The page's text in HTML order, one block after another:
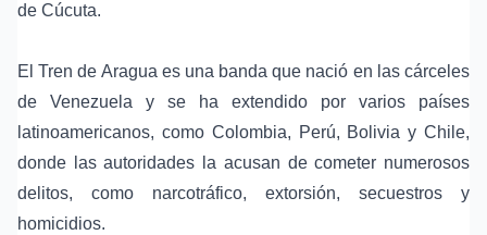
de Cúcuta.
El Tren de Aragua es una banda que nació en las cárceles
de Venezuela y se ha extendido por varios países
latinoamericanos, como Colombia, Perú, Bolivia y Chile,
donde las autoridades la acusan de cometer numerosos
delitos, como narcotráfico, extorsión, secuestros y
homicidios.